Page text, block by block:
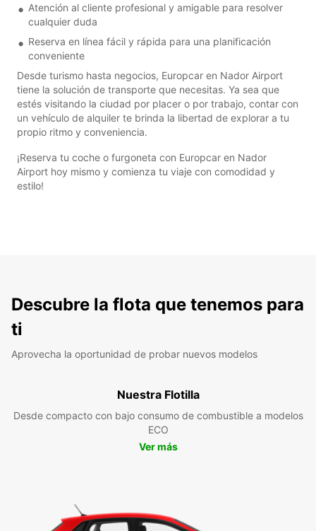
Atención al cliente profesional y amigable para resolver
cualquier duda
Reserva en línea fácil y rápida para una planificación
conveniente
Desde turismo hasta negocios, Europcar en Nador Airport
tiene la solución de transporte que necesitas. Ya sea que
estés visitando la ciudad por placer o por trabajo, contar con
un vehículo de alquiler te brinda la libertad de explorar a tu
propio ritmo y conveniencia.
¡Reserva tu coche o furgoneta con Europcar en Nador
Airport hoy mismo y comienza tu viaje con comodidad y
estilo!
Descubre la flota que tenemos para
ti
Aprovecha la oportunidad de probar nuevos modelos
Nuestra Flotilla
Desde compacto con bajo consumo de combustible a modelos
ECO
Ver más